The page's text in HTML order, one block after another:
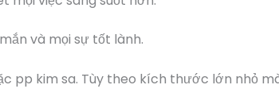
và mọi sự tốt lành.
pp kim sa. Tùy theo kích thước lớn nhỏ